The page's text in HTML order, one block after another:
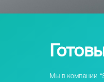
Мы в компании